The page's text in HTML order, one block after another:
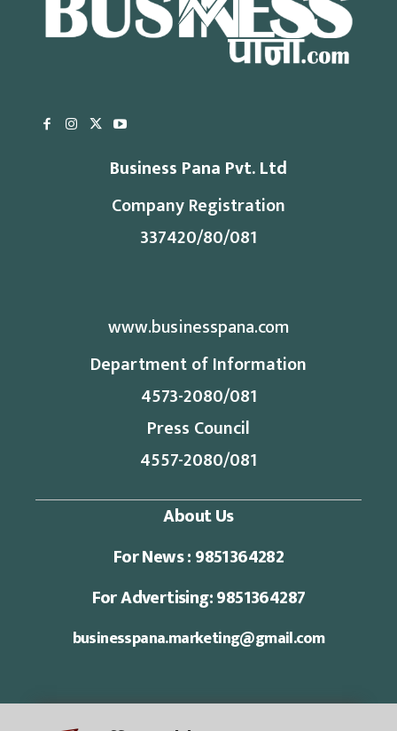
Business Pana Pvt. Ltd
Company Registration
337420/80/081
www.businesspana.com
Department of Information
4573-2080/081
Press Council
4557-2080/081
About Us
For News : 9851364282
For Advertising: 9851364287
businesspana.marketing@gmail.com